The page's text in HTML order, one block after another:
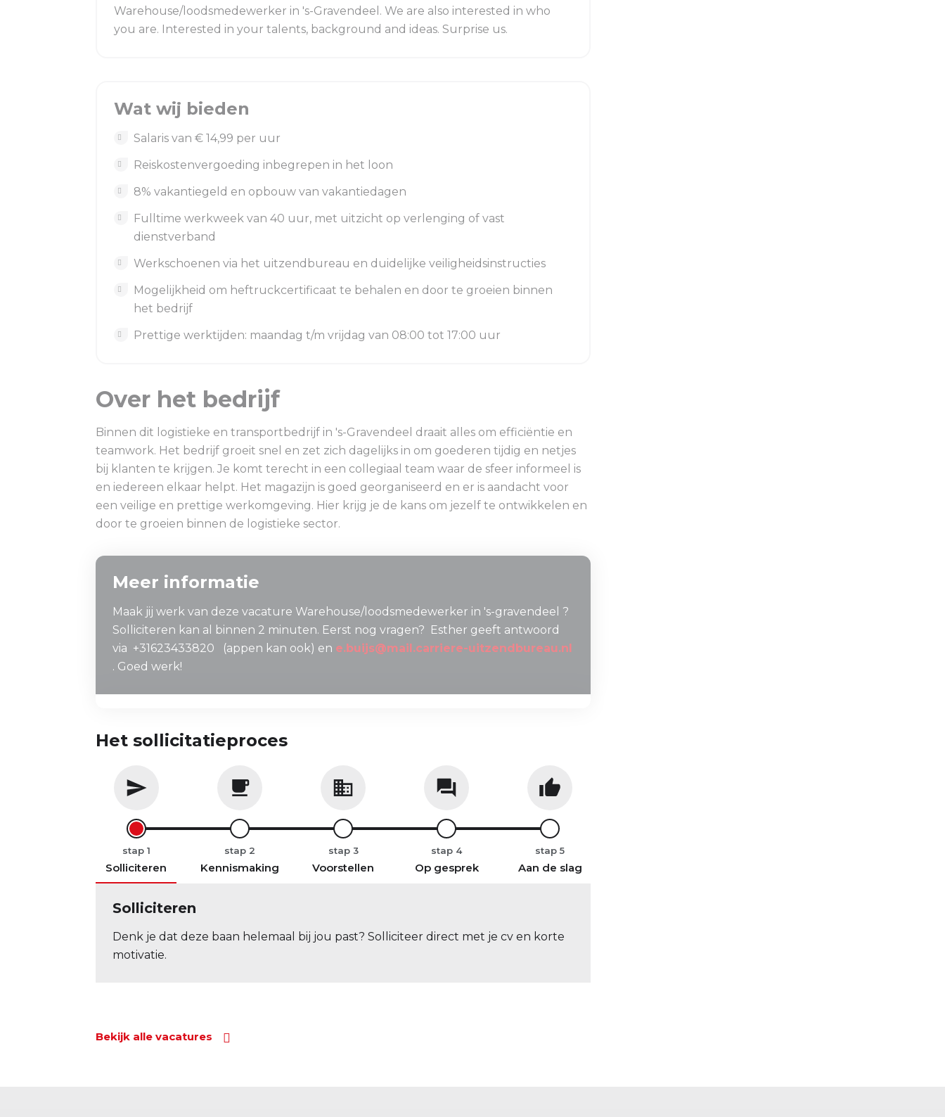
Warehouse/loodsmedewerker in 's-Gravendeel. We are also interested in who
you are. Interested in your talents, background and ideas. Surprise us.
Wat wij bieden
Salaris van € 14,99 per uur
Reiskostenvergoeding inbegrepen in het loon
8% vakantiegeld en opbouw van vakantiedagen
Fulltime werkweek van 40 uur, met uitzicht op verlenging of vast
dienstverband
Werkschoenen via het uitzendbureau en duidelijke veiligheidsinstructies
Mogelijkheid om heftruckcertificaat te behalen en door te groeien binnen
het bedrijf
Prettige werktijden: maandag t/m vrijdag van 08:00 tot 17:00 uur
Over het bedrijf
Binnen dit logistieke en transportbedrijf in 's-Gravendeel draait alles om efficiëntie en
teamwork. Het bedrijf groeit snel en zet zich dagelijks in om goederen tijdig en netjes
bij klanten te krijgen. Je komt terecht in een collegiaal team waar de sfeer informeel is
en iedereen elkaar helpt. Het magazijn is goed georganiseerd en er is aandacht voor
een veilige en prettige werkomgeving. Hier krijg je de kans om jezelf te ontwikkelen en
door te groeien binnen de logistieke sector.
Meer informatie
Maak jij werk van deze vacature Warehouse/loodsmedewerker in 's-gravendeel ?
Solliciteren kan al binnen 2 minuten. Eerst nog vragen? Esther geeft antwoord
via +31623433820 (appen kan ook) en e.buijs@mail.carriere-uitzendbureau.nl
. Goed werk!
Het sollicitatieproces
stap
Solliciteren
stap
Kennismaking
stap
Voorstellen
stap
Op gesprek
stap
Aan de slag
Solliciteren
Denk je dat deze baan helemaal bij jou past? Solliciteer direct met je cv en korte
motivatie.
Bekijk alle vacatures